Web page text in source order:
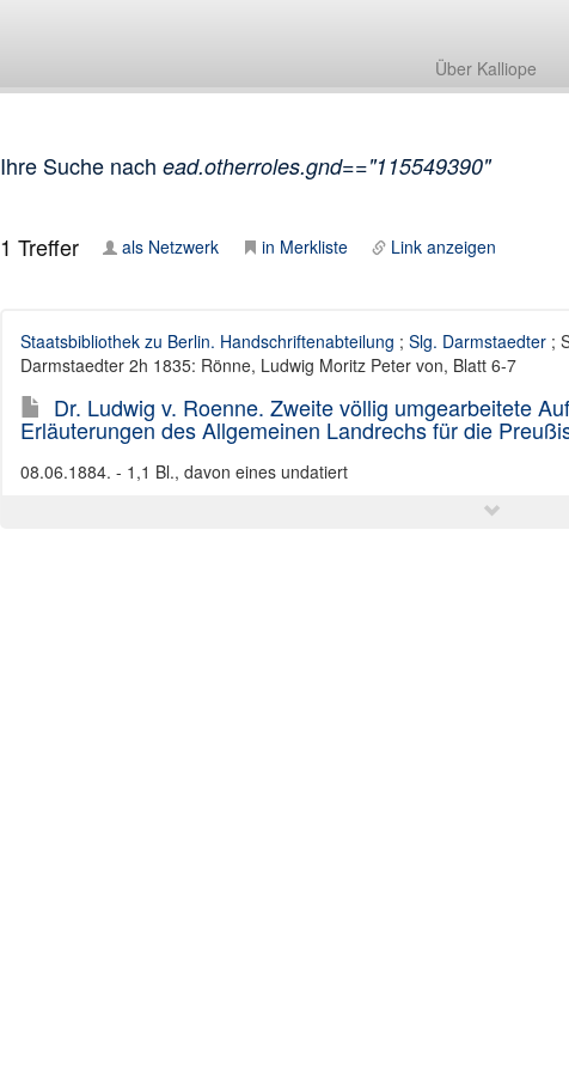
Über Kalliope
Ihre Suche nach ead.otherroles.gnd=="115549390"
1 Treffer als Netzwerk in Merkliste Link anzeigen
Staatsbibliothek zu Berlin. Handschriftenabteilung ; Slg. Darmstaedter;
Darmstaedter 2h 1835: Rönne, Ludwig Moritz Peter von, Blatt 6-7
Dr. Ludwig v. Roenne. Zweite völlig umgearbeitete
Erläuterungen des Allgemeinen Landrechs für die
08.06.1884. - 1,1 Bl., davon eines undatiert